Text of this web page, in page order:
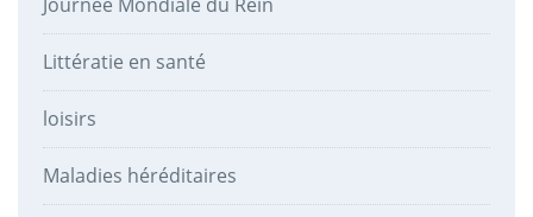
Littératie en santé
loisirs
Maladies héréditaires